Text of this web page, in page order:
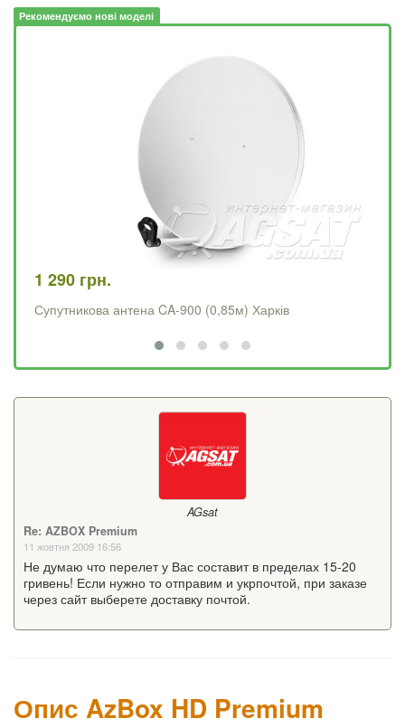
Рекомендуємо нові моделі
1 290 грн.
Супутникова антена CA-900 (0,85м) Харків
AGsat
Re: AZBOX Premium
11 жовтня 2009 16:56
Не думаю что перелет у Вас составит в пределах 15-20
гривень! Если нужно то отправим и укрпочтой, при заказе
через сайт выберете доставку почтой.
Опис AzBox HD Premium